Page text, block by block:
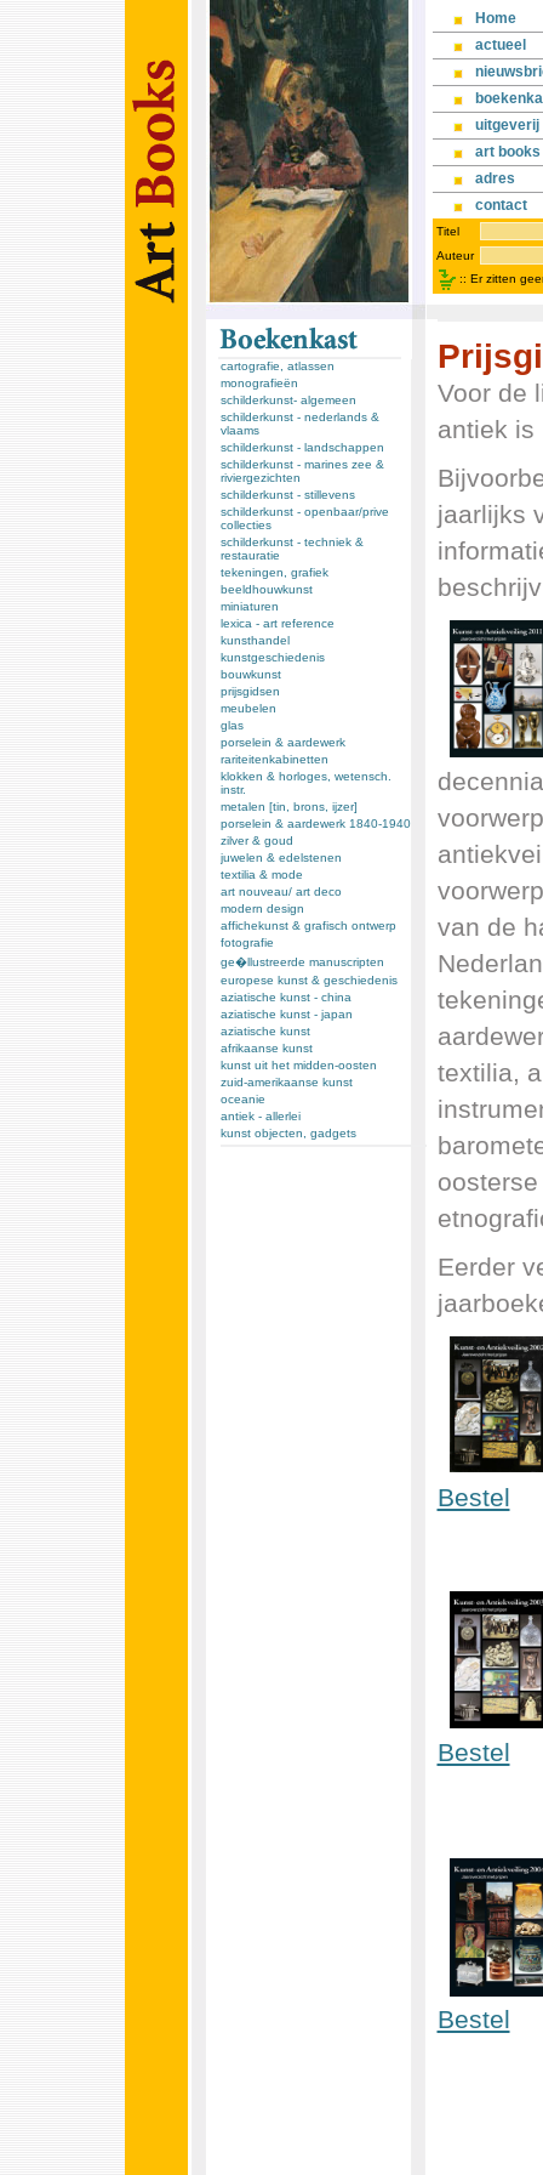
Home
actueel
uitgeverij
art books
adres
contact
Titel
Auteur
:: Er zitten
cartografie, atlassen
monografieën
schilderkunst- algemeen
schilderkunst - nederlands &
vlaams
schilderkunst - landschappen
schilderkunst - marines zee &
riviergezichten
schilderkunst - stillevens
schilderkunst - openbaar/prive
collecties
schilderkunst - techniek &
restauratie
tekeningen, grafiek
beeldhouwkunst
miniaturen
lexica - art reference
kunsthandel
kunstgeschiedenis
bouwkunst
prijsgidsen
meubelen
glas
porselein & aardewerk
rariteitenkabinetten
klokken & horloges, wetensch.
instr.
metalen [tin, brons, ijzer]
porselein & aardewerk 1840-1940
zilver & goud
juwelen & edelstenen
textilia & mode
art nouveau/ art deco
modern design
affichekunst & grafisch ontwerp
fotografie
ge�llustreerde manuscripten
europese kunst & geschiedenis
aziatische kunst - china
aziatische kunst - japan
aziatische kunst
afrikaanse kunst
kunst uit het midden-oosten
zuid-amerikaanse kunst
oceanie
antiek - allerlei
kunst objecten, gadgets
Voor de
antiek is
jaarlijks
van de
textilia,
Eerder
Bestel
Bestel
Bestel